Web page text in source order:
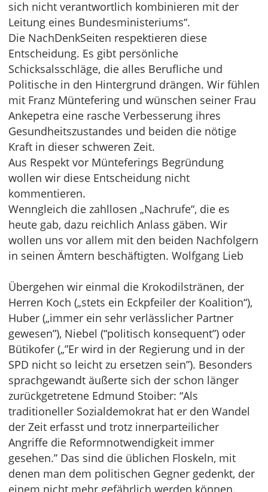
sich nicht verantwortlich kombinieren mit der
Leitung eines Bundesministeriums“.
Die NachDenkSeiten respektieren diese
Entscheidung. Es gibt persönliche
Schicksalsschläge, die alles Berufliche und
Politische in den Hintergrund drängen. Wir fühlen
mit Franz Müntefering und wünschen seiner Frau
Ankepetra eine rasche Verbesserung ihres
Gesundheitszustandes und beiden die nötige
Kraft in dieser schweren Zeit.
Aus Respekt vor Münteferings Begründung
wollen wir diese Entscheidung nicht
kommentieren.
Wenngleich die zahllosen „Nachrufe“, die es
heute gab, dazu reichlich Anlass gäben. Wir
wollen uns vor allem mit den beiden Nachfolgern
in seinen Ämtern beschäftigten. Wolfgang Lieb
Übergehen wir einmal die Krokodilstränen, der
Herren Koch („stets ein Eckpfeiler der Koalition“),
Huber („immer ein sehr verlässlicher Partner
gewesen”), Niebel (“politisch konsequent”) oder
Bütikofer („”Er wird in der Regierung und in der
SPD nicht so leicht zu ersetzen sein”). Besonders
sprachgewandt äußerte sich der schon länger
zurückgetretene Edmund Stoiber: “Als
traditioneller Sozialdemokrat hat er den Wandel
der Zeit erfasst und trotz innerparteilicher
Angriffe die Reformnotwendigkeit immer
gesehen.” Das sind die üblichen Floskeln, mit
denen man dem politischen Gegner gedenkt, der
einem nicht mehr gefährlich werden können.